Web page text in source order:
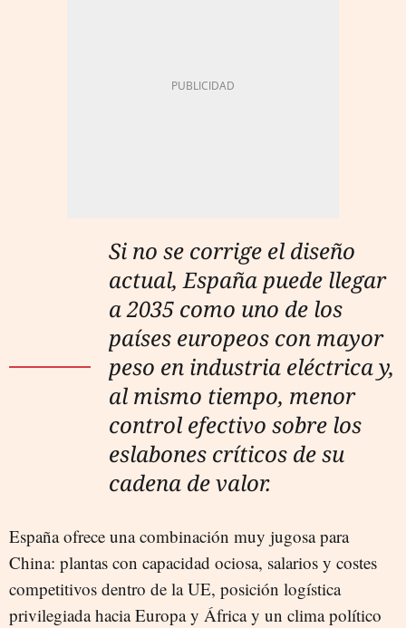
Si no se corrige el diseño
actual, España puede llegar
a 2035 como uno de los
países europeos con mayor
peso en industria eléctrica y,
al mismo tiempo, menor
control efectivo sobre los
eslabones críticos de su
cadena de valor.
España ofrece una combinación muy jugosa para
China: plantas con capacidad ociosa, salarios y costes
competitivos dentro de la UE, posición logística
privilegiada hacia Europa y África y un clima político